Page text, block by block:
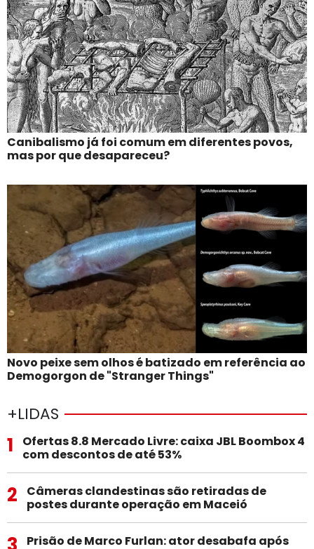
Canibalismo já foi comum em diferentes povos,
mas por que desapareceu?
Novo peixe sem olhos é batizado em referência ao
Demogorgon de "Stranger Things"
+LIDAS
1
Ofertas 8.8 Mercado Livre: caixa JBL Boombox 4
com descontos de até 53%
2
Câmeras clandestinas são retiradas de
postes durante operação em Maceió
Prisão de Marco Furlan: ator desabafa após